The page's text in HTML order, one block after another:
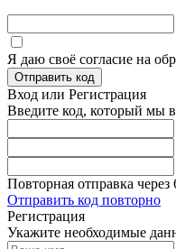
Я даю своё согласие на
Отправить код
Вход или Регистрация
Введите код, который мы
Повторная отправка через
Отправить код повторно
Регистрация
Укажите необходимые